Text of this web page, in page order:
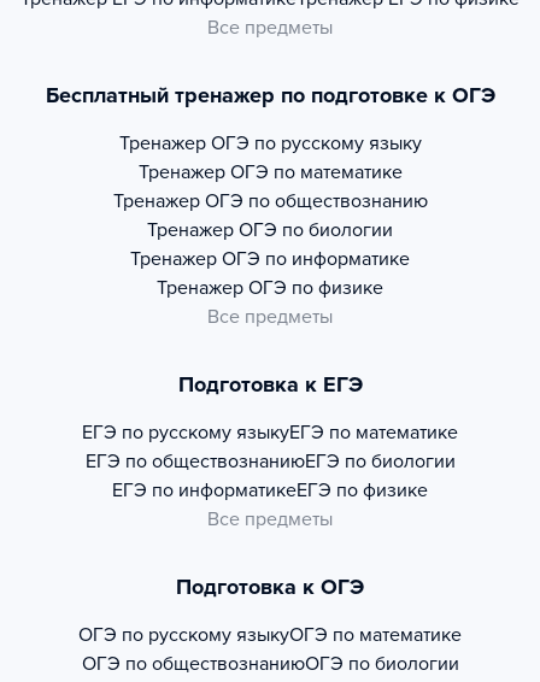
Все предметы
Бесплатный тренажер по подготовке к ОГЭ
Тренажер ОГЭ по русскому языку
Тренажер ОГЭ по математике
Тренажер ОГЭ по обществознанию
Тренажер ОГЭ по биологии
Тренажер ОГЭ по информатике
Тренажер ОГЭ по физике
Все предметы
Подготовка к ЕГЭ
ЕГЭ по русскому языкуЕГЭ по математике
ЕГЭ по обществознаниюЕГЭ по биологии
ЕГЭ по информатикеЕГЭ по физике
Все предметы
Подготовка к ОГЭ
ОГЭ по русскому языкуОГЭ по математике
ОГЭ по обществознаниюОГЭ по биологии